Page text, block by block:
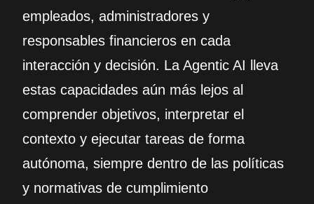
empleados, administradores y
responsables financieros en cada
interacción y decisión. La Agentic AI lleva
estas capacidades aún más lejos al
comprender objetivos, interpretar el
contexto y ejecutar tareas de forma
autónoma, siempre dentro de las políticas
y normativas de cumplimiento